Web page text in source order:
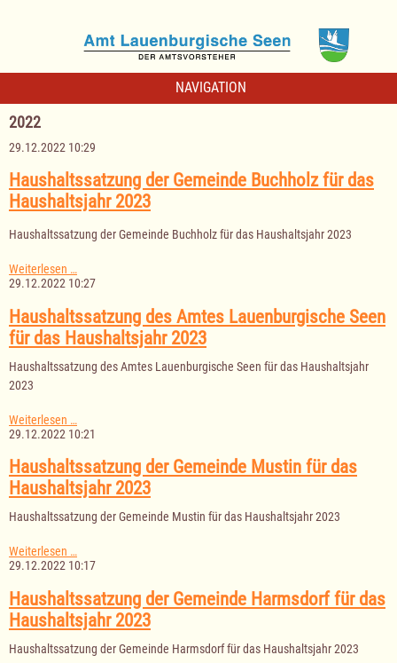
NAVIGATION
2022
29.12.2022 10:29
Haushaltssatzung der Gemeinde Buchholz für das
Haushaltsjahr 2023
Haushaltssatzung der Gemeinde Buchholz für das Haushaltsjahr 2023
Weiterlesen …Haushaltssatzung
der
Buchholz
für
das
2023
29.12.2022 10:27
Haushaltssatzung des Amtes Lauenburgische Seen
für das Haushaltsjahr 2023
Haushaltssatzung des Amtes Lauenburgische Seen für das Haushaltsjahr
2023
Weiterlesen …
des
Lauenburgische
Seen
für
Haushaltsjahr
29.12.2022 10:21
Haushaltssatzung der Gemeinde Mustin für das
Haushaltsjahr 2023
Haushaltssatzung der Gemeinde Mustin für das Haushaltsjahr 2023
Weiterlesen …Haushaltssatzung
der
Mustin
für
das
2023
29.12.2022 10:17
Haushaltssatzung der Gemeinde Harmsdorf für das
Haushaltsjahr 2023
Haushaltssatzung der Gemeinde Harmsdorf für das Haushaltsjahr 2023